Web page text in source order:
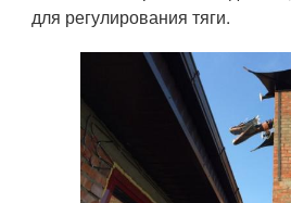
для регулирования тяги.